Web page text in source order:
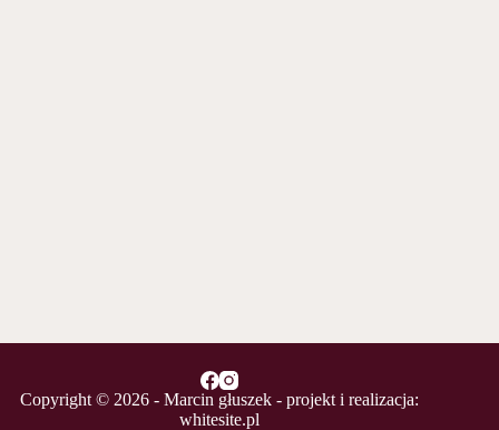
Copyright © 2026 - Marcin głuszek - projekt i realizacja:
whitesite.pl